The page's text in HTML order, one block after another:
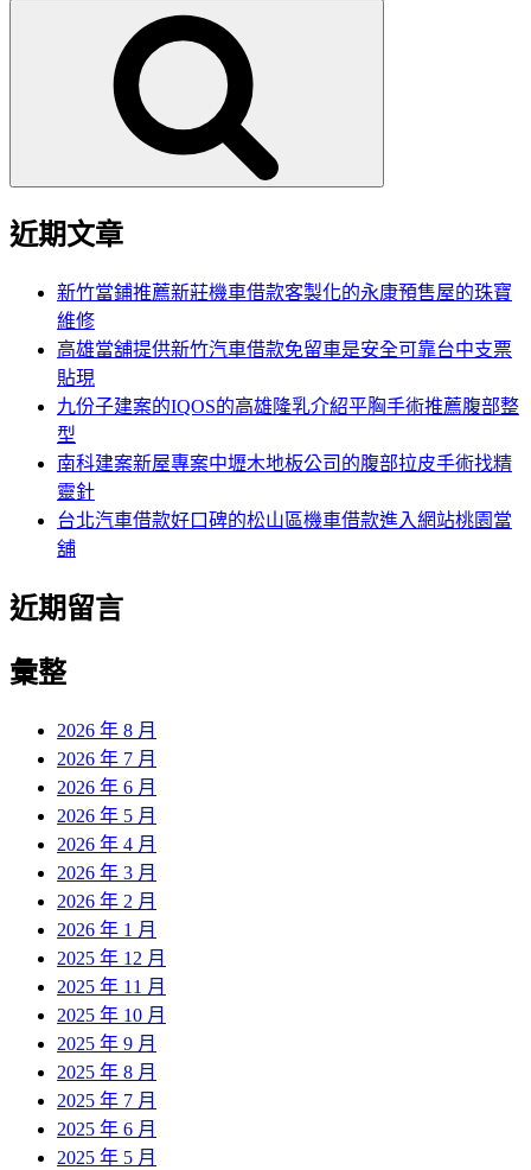
近期文章
新竹當鋪推薦新莊機車借款客製化的永康預售屋的珠寶
維修
高雄當舖提供新竹汽車借款免留車是安全可靠台中支票
貼現
九份子建案的IQOS的高雄隆乳介紹平胸手術推薦腹部整
型
南科建案新屋專案中壢木地板公司的腹部拉皮手術找精
靈針
台北汽車借款好口碑的松山區機車借款進入網站桃園當
舖
近期留言
彙整
2026 年 8 月
2026 年 7 月
2026 年 6 月
2026 年 5 月
2026 年 4 月
2026 年 3 月
2026 年 2 月
2026 年 1 月
2025 年 12 月
2025 年 11 月
2025 年 10 月
2025 年 9 月
2025 年 8 月
2025 年 7 月
2025 年 6 月
2025 年 5 月